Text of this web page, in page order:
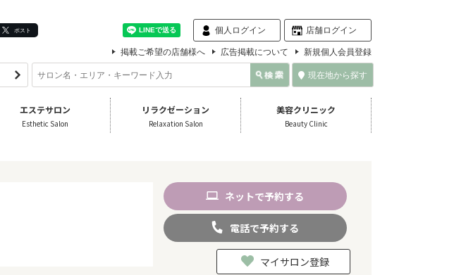
ポスト 個人ログイン 店舗ログイン
掲載ご希望の店舗様へ 広告掲載について 新規個人会員登録
現在地から探す
エステサロン
Esthetic Salon
リラクゼーション
Relaxation Salon
美容クリニック
Beauty Clinic
ネットで予約する
電話で予約する
マイサロン登録